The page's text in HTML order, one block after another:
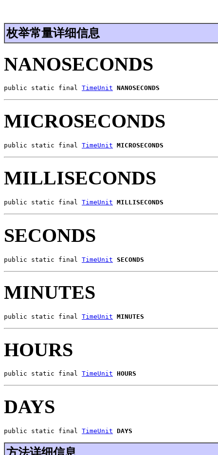
枚举常量详细信息
NANOSECONDS
public static final TimeUnit NANOSECONDS
MICROSECONDS
public static final TimeUnit MICROSECONDS
MILLISECONDS
public static final TimeUnit MILLISECONDS
SECONDS
public static final TimeUnit SECONDS
MINUTES
public static final TimeUnit MINUTES
HOURS
public static final TimeUnit HOURS
DAYS
public static final TimeUnit DAYS